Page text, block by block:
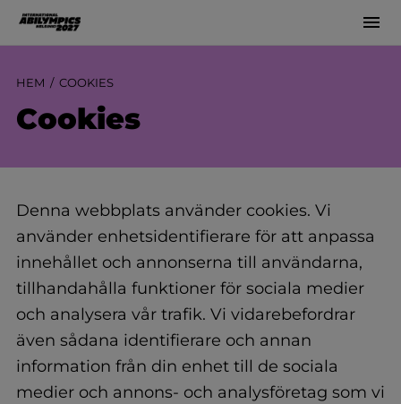
sisältöön
HEM COOKIES
Cookies
Denna webbplats använder cookies. Vi
använder enhetsidentifierare för att anpassa
innehållet och annonserna till användarna,
tillhandahålla funktioner för sociala medier
och analysera vår trafik. Vi vidarebefordrar
även sådana identifierare och annan
information från din enhet till de sociala
medier och annons- och analysföretag som vi